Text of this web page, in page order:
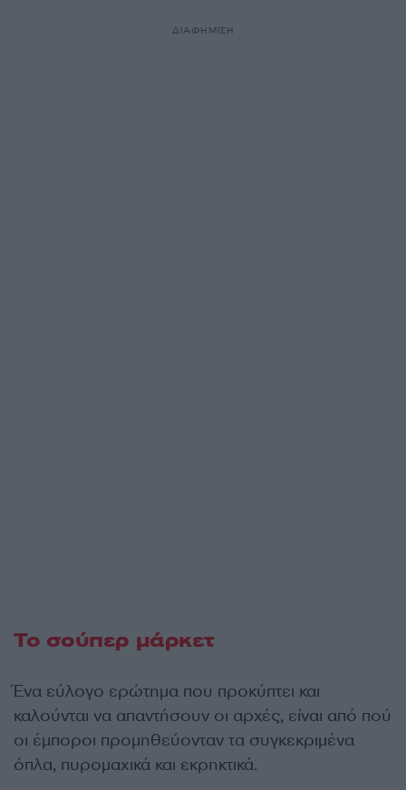
ΔΙΑΦΗΜΙΣΗ
Το σούπερ μάρκετ
Ένα εύλογο ερώτημα που προκύπτει και
καλούνται να απαντήσουν οι αρχές, είναι από πού
οι έμποροι προμηθεύονταν τα συγκεκριμένα
όπλα, πυρομαχικά και εκρηκτικά.